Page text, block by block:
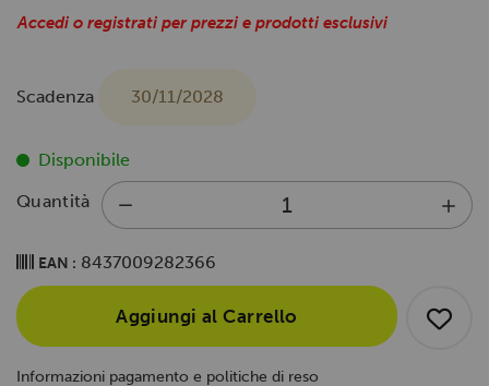
Accedi o registrati per prezzi e prodotti esclusivi
Scadenza 30/11/2028
Disponibile
Quantità
EAN : 8437009282366
Aggiungi al Carrello
Informazioni pagamento e politiche di reso